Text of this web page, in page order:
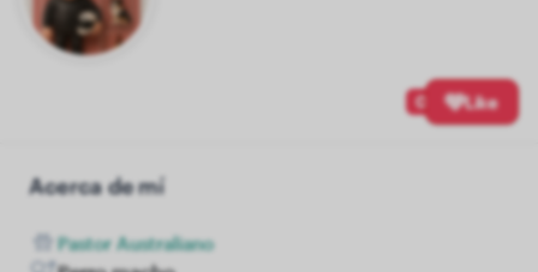
0 Like
Acerca de mí
Pastor Australiano